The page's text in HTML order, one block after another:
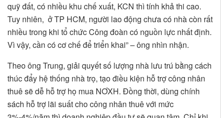
quỹ đất, có nhiều khu chế xuất, KCN thì tính khả thi cao.
Tuy nhiên, ở TP HCM, người lao động chưa có nhà còn rất
nhiều trong khi tổ chức Công đoàn có nguồn lực nhất định.
Vì vậy, cần có cơ chế để triển khai” – ông nhìn nhận.
Theo ông Trung, giải quyết số lượng nhà lưu trú bằng cách
thúc đẩy hệ thống nhà trọ, tạo điều kiện hỗ trợ công nhân
thuê sẽ dễ hỗ trợ họ mua NƠXH. Đồng thời, dùng chính
sách hỗ trợ lãi suất cho công nhân thuê với mức